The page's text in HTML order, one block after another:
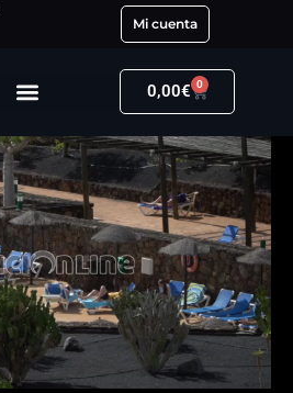
Mi cuenta
0,00€ 0
Carrito